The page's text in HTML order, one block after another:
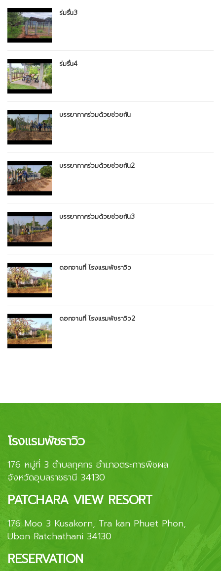
ร่มรื่น3
ร่มรื่น4
บรรยากาศร่วมด้วยช่วยกัน
บรรยากาศร่วมด้วยช่วยกัน2
บรรยากาศร่วมด้วยช่วยกัน3
ดอกจานที่ โรงแรมพัชราวิว
ดอกจานที่ โรงแรมพัชราวิว2
โรงแรมพัชราวิว
176 หมู่ที่ 3 ตำบลกุศกร อำเภอตระการพืชผล
จังหวัดอุบลราชธานี 34130
PATCHARA VIEW RESORT
176 Moo 3 Kusakorn, Tra kan Phuet Phon,
Ubon Ratchathani 34130
RESERVATION